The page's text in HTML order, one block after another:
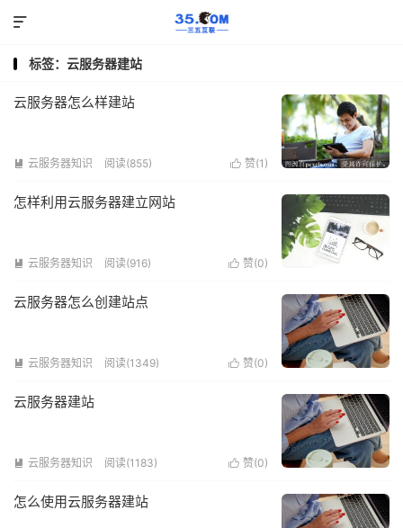

标签：云服务器建站
云服务器怎么样建站
 云服务器知识 阅读(855)  赞(1 )
怎样利用云服务器建立网站
 云服务器知识 阅读(916)  赞(0)
云服务器怎么创建站点
 云服务器知识 阅读(1349)  赞(0)
云服务器建站
 云服务器知识 阅读(1183)  赞(0)
怎么使用云服务器建站